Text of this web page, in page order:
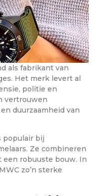
als fabrikant van
Het merk levert al
politie en
vertrouwen
duurzaamheid van
populair bij
Ze combineren
robuuste bouw. In
zo’n sterke